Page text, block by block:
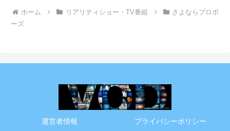
ホーム リアリティショー・TV番組
さよならプロポ
ーズ
運営者情報
プライバシーポリシー